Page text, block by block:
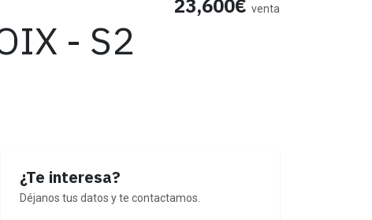
- S2
23,600€ venta
¿Te interesa?
Déjanos tus datos y te contactamos.